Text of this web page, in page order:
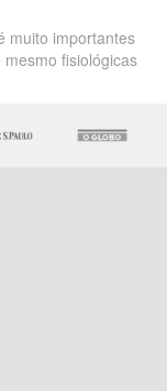
muito importantes
fisiológicas